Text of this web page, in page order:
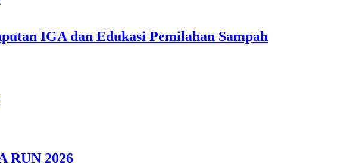
IGA dan Edukasi Pemilahan Sampah
RUN 2026